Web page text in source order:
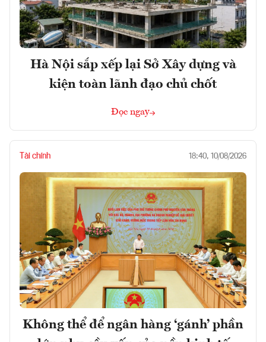
Hà Nội sắp xếp lại Sở Xây dựng và
kiện toàn lãnh đạo chủ chốt
Đọc ngay
Tài chính 18:40, 10/08/2026
Không thể để ngân hàng ‘gánh’ phần